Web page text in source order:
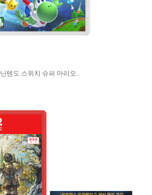
닌텐도 스위치 슈퍼 마리오..